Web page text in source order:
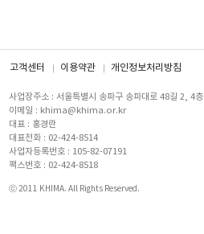
고객센터 이용약관 개인정보처리방침
사업장주소 : 서울특별시 송파구 송파대로 48길 2, 4층
이메일 : khima@khima.or.kr
대표 : 홍경란
대표전화 : 02-424-8514
사업자등록번호 : 105-82-07191
팩스번호 : 02-424-8518
ⓒ 2011 KHIMA. All Rights Reserved.